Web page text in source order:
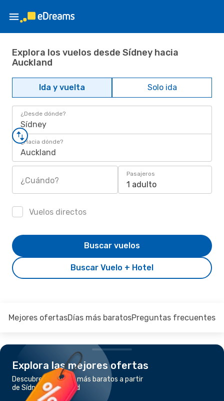
Explora los vuelos desde Sídney hacia
Auckland
Ida y vuelta Solo ida
¿Desde dónde?
Sídney
¿Hacia dónde?
Auckland
¿Cuándo?
Pasajeros
1 adulto
Vuelos directos
Buscar Vuelo + Hotel
Buscar vuelos
Mejores ofertasDías más baratosPreguntas frecuentes
Explora las mejores ofertas
Descubre los vuelos más baratos a partir
de Sídney a Auckland